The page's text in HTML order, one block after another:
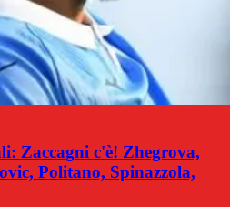
Zaccagni c'è! Zhegrova,
Politano, Spinazzola,